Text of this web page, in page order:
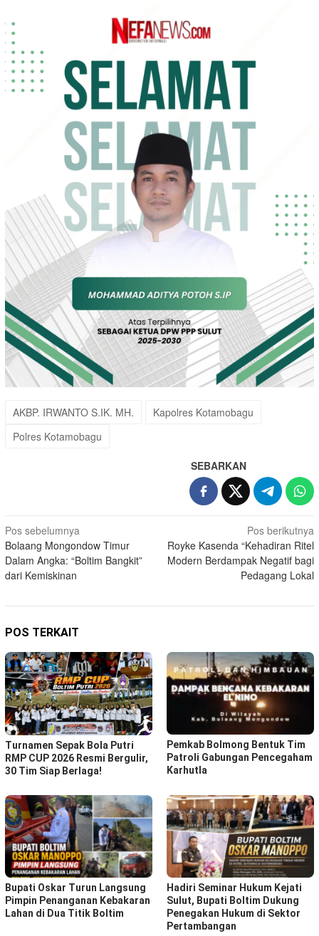
AKBP. IRWANTO S.IK. MH.
Kapolres Kotamobagu
Polres Kotamobagu
SEBARKAN
Navigasi
pos
Pos sebelumnya
Bolaang Mongondow Timur
Dalam Angka: “Boltim Bangkit”
dari Kemiskinan
Pos berikutnya
Royke Kasenda “Kehadiran Ritel
Modern Berdampak Negatif bagi
Pedagang Lokal
POS TERKAIT
Turnamen Sepak Bola Putri
RMP CUP 2026 Resmi Bergulir,
30 Tim Siap Berlaga!
Pemkab Bolmong Bentuk Tim
Patroli Gabungan Pencegaham
Karhutla
Bupati Oskar Turun Langsung
Pimpin Penanganan Kebakaran
Lahan di Dua Titik Boltim
Hadiri Seminar Hukum Kejati
Sulut, Bupati Boltim Dukung
Penegakan Hukum di Sektor
Pertambangan